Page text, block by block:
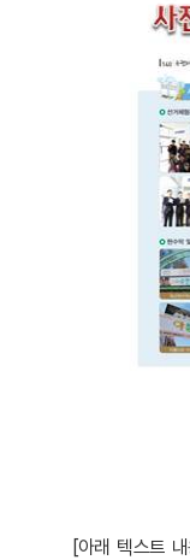
[아래 텍스트